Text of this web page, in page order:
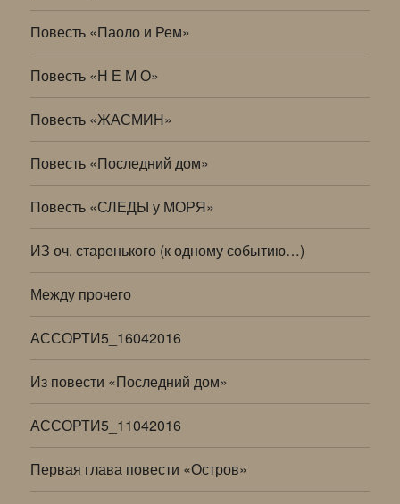
Повесть «Паоло и Рем»
Повесть «Н Е М О»
Повесть «ЖАСМИН»
Повесть «Последний дом»
Повесть «СЛЕДЫ у МОРЯ»
ИЗ оч. старенького (к одному событию…)
Между прочего
АССОРТИ5_16042016
Из повести «Последний дом»
АССОРТИ5_11042016
Первая глава повести «Остров»